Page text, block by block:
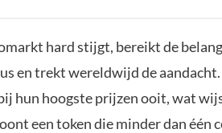
hard stijgt, bereikt de
en trekt wereldwijd de
hun hoogste prijzen ooit, wat
een token die minder dan één